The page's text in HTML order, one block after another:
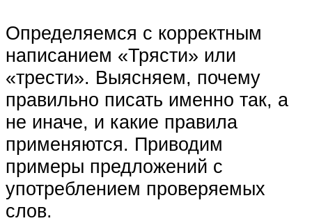
Определяемся с корректным
написанием «Трясти» или
«трести». Выясняем, почему
правильно писать именно так, а
не иначе, и какие правила
применяются. Приводим
примеры предложений с
употреблением проверяемых
слов.